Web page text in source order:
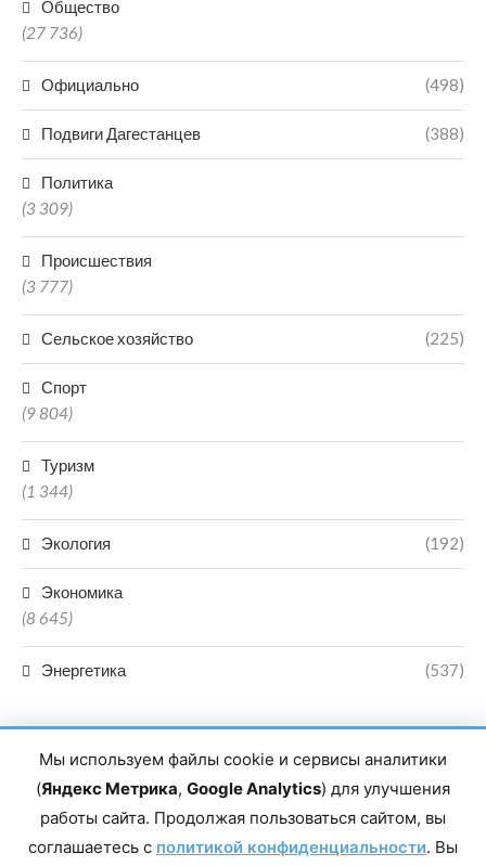
Общество
(27 736)
Официально (498)
Подвиги Дагестанцев (388)
Политика
(3 309)
Происшествия
(3 777)
Сельское хозяйство (225)
Спорт
(9 804)
Туризм
(1 344)
Экология (192)
Экономика
(8 645)
Энергетика (537)
Главный редактор сетевого издания Магомаев Тимур Нухович.
Контакты редакции: 8(988)-292-94-34 Почта: vestiskfo@gmail.com По
Мы используем файлы cookie и сервисы аналитики
(Яндекс Метрика, Google Analytics) для улучшения
работы сайта. Продолжая пользоваться сайтом, вы
соглашаетесь с политикой конфиденциальности. Вы